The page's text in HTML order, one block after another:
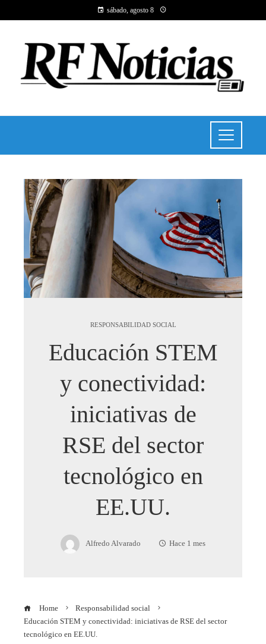
sábado, agosto 8
RESPONSABILIDAD SOCIAL
Educación STEM
y conectividad:
iniciativas de
RSE del sector
tecnológico en
EE.UU.
Alfredo Alvarado Hace 1 mes
Home
Responsabilidad social
Educación STEM y conectividad: iniciativas de RSE del sector
tecnológico en EE.UU.